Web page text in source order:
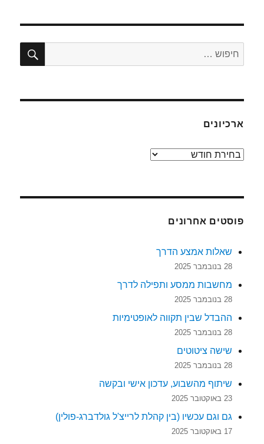
חפש:
ארכיונים
ארכיונים
פוסטים אחרונים
שאלות אמצע הדרך
28 בנובמבר 2025
מחשבות ממסע ותפילה לדרך
28 בנובמבר 2025
ההבדל שבין תקווה לאופטימיות
28 בנובמבר 2025
שישה ציטוטים
28 בנובמבר 2025
שיתוף מהשבוע, עדכון אישי ובקשה
23 באוקטובר 2025
גם וגם עכשיו (בין קהלת לרייצ'ל גולדברג-פולין)
17 באוקטובר 2025